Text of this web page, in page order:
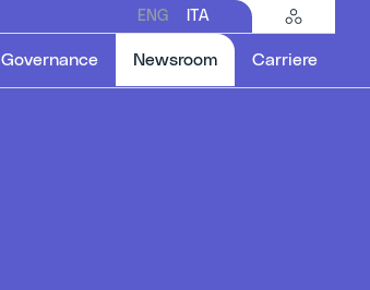
ENG ITA
Governance NewsroomSelected item
Carriere